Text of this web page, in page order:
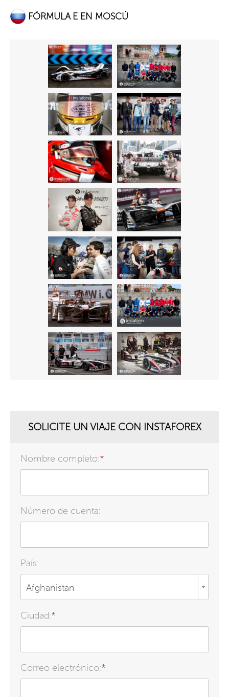
FÓRMULA E EN MOSCÚ
SOLICITE UN VIAJE CON INSTAFOREX
Nombre completo:*
Número de cuenta:
País:
Afghanistan
Ciudad:*
Correo electrónico:*